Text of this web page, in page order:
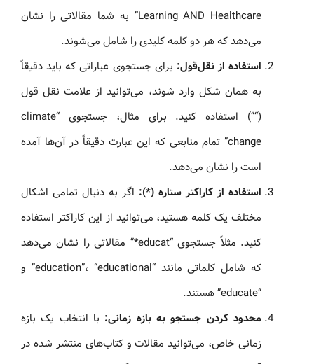
Learning AND Healthcare” به شما مقالاتی را نشان
می‌دهد که هر دو کلمه کلیدی را شامل می‌شوند.
استفاده از نقل‌قول: برای جستجوی عباراتی که باید دقیقاً
به همان شکل وارد شوند، می‌توانید از علامت نقل قول
(“”) استفاده کنید. برای مثال، جستجوی “climate
change” تمام منابعی که این عبارت دقیقاً در آن‌ها آمده
است را نشان می‌دهد.
استفاده از کاراکتر ستاره (*): اگر به دنبال تمامی اشکال
مختلف یک کلمه هستید، می‌توانید از این کاراکتر استفاده
کنید. مثلاً جستجوی “educat*” مقالاتی را نشان می‌دهد
که شامل کلماتی مانند “education”، “educational” و
“educate” هستند.
محدود کردن جستجو به بازه زمانی: با انتخاب یک بازه
زمانی خاص، می‌توانید مقالات و کتاب‌های منتشر شده در